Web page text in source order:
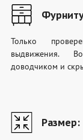
Только
выдвижения.
доводчиком и
Размер: